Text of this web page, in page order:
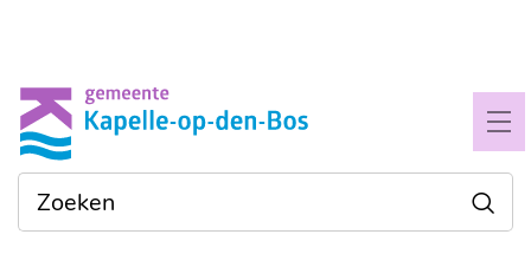
Gemeente
Kapelle-
op-
den-
Waarmee
kunnen
we je